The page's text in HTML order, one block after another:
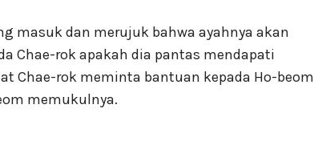
masuk dan merujuk bahwa ayahnya akan
Chae-rok apakah dia pantas mendapati
Chae-rok meminta bantuan kepada Ho-beom
memukulnya.